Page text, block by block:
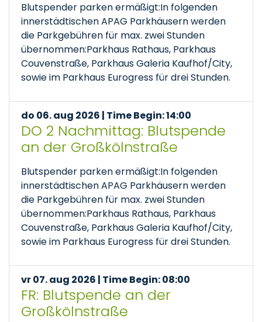
Blutspender parken ermäßigt:In folgenden
innerstädtischen APAG Parkhäusern werden
die Parkgebühren für max. zwei Stunden
übernommen:Parkhaus Rathaus, Parkhaus
Couvenstraße, Parkhaus Galeria Kaufhof/City,
sowie im Parkhaus Eurogress für drei Stunden.
do 06. aug 2026 | Time Begin: 14:00
DO 2 Nachmittag: Blutspende
an der Großkölnstraße
Blutspender parken ermäßigt:In folgenden
innerstädtischen APAG Parkhäusern werden
die Parkgebühren für max. zwei Stunden
übernommen:Parkhaus Rathaus, Parkhaus
Couvenstraße, Parkhaus Galeria Kaufhof/City,
sowie im Parkhaus Eurogress für drei Stunden.
vr 07. aug 2026 | Time Begin: 08:00
FR: Blutspende an der
Großkölnstraße